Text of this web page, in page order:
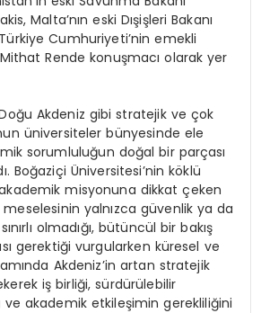
Malta’nın eski Dışişleri Bakanı
Cumhuriyeti’nin emekli
Rende konuşmacı olarak yer
Akdeniz gibi stratejik ve çok
üniversiteler bünyesinde ele
sorumluluğun doğal bir parçası
Boğaziçi Üniversitesi’nin köklü
misyonuna dikkat çeken
yalnızca güvenlik ya da
olmadığı, bütüncül bir bakış
gerektiği vurgularken küresel ve
Akdeniz’in artan stratejik
iş birliği, sürdürülebilir
akademik etkileşimin gerekliliğini